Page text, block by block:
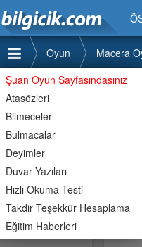
Şuan Oyun Sayfasındasınız
Atasözleri
Bilmeceler
Bulmacalar
Deyimler
Duvar Yazıları
Hızlı Okuma Testi
Takdir Teşekkür Hesaplama
Eğitim Haberleri
Oyun Macera